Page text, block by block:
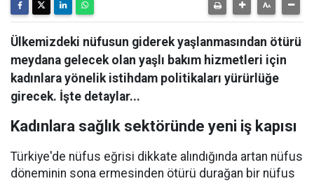
Ülkemizdeki nüfusun giderek yaşlanmasından ötürü
meydana gelecek olan yaşlı bakım hizmetleri için
kadınlara yönelik istihdam politikaları yürürlüğe
girecek. İşte detaylar...
Kadınlara sağlık sektöründe yeni iş kapısı
Türkiye'de nüfus eğrisi dikkate alındığında artan nüfus
döneminin sona ermesinden ötürü durağan bir nüfus